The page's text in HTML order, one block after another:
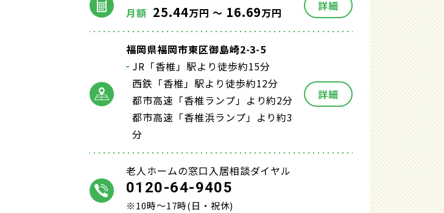
月額 25.44万円 ～ 16.69万円 詳細
福岡県福岡市東区御島崎2-3-5
JR「香椎」駅より徒歩約15分
西鉄「香椎」駅より徒歩約12分
都市高速「香椎ランプ」より約2分
都市高速「香椎浜ランプ」より約3
分
詳細
老人ホームの窓口入居相談ダイヤル
0120-64-9405
※10時～17時(日・祝休)